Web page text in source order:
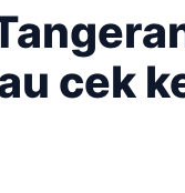
cek